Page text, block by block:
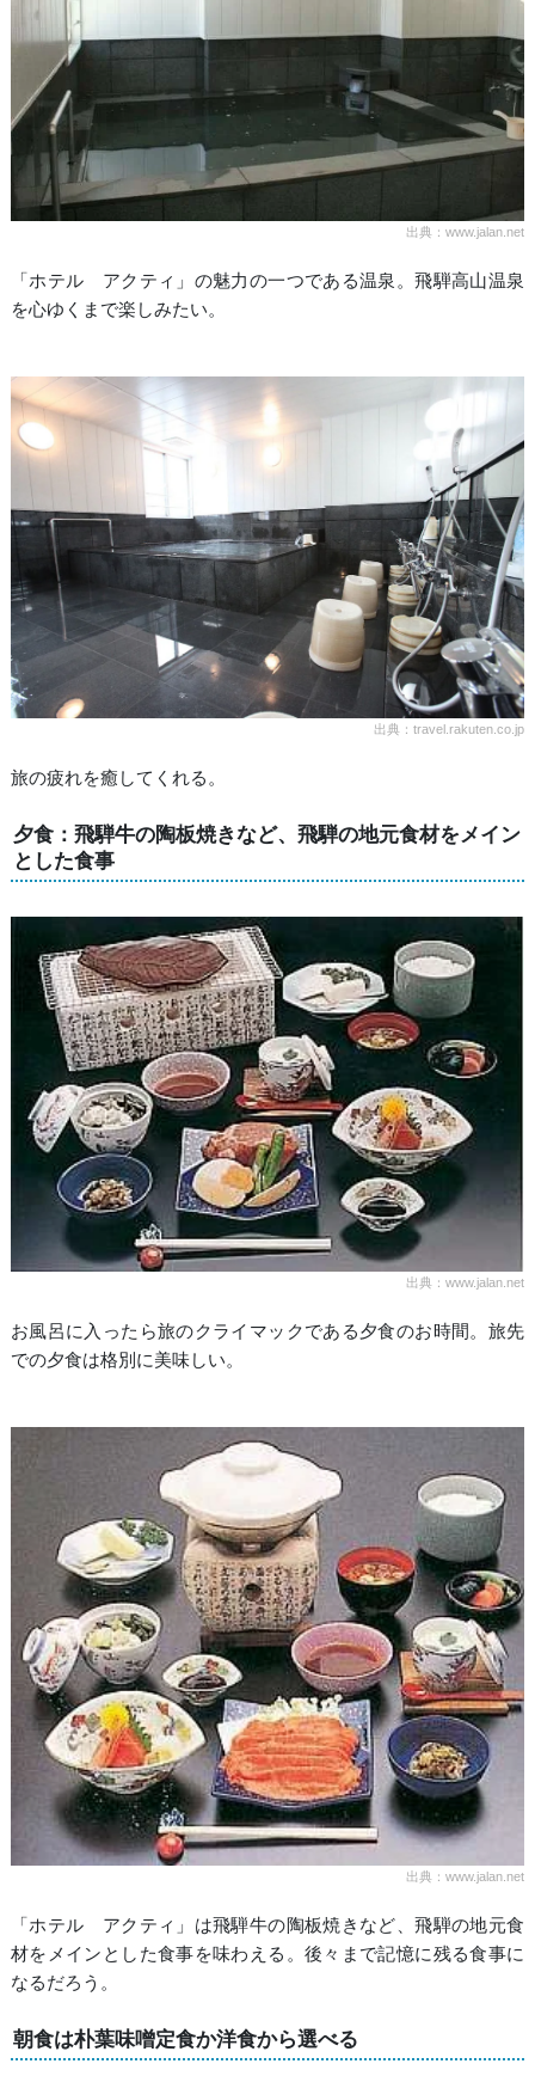
出典：www.jalan.net
「ホテル アクティ」の魅力の一つである温泉。飛騨高山温泉
を心ゆくまで楽しみたい。
出典：travel.rakuten.co.jp
旅の疲れを癒してくれる。
夕食：飛騨牛の陶板焼きなど、飛騨の地元食材をメイン
とした食事
出典：www.jalan.net
お風呂に入ったら旅のクライマックである夕食のお時間。旅先
での夕食は格別に美味しい。
出典：www.jalan.net
「ホテル アクティ」は飛騨牛の陶板焼きなど、飛騨の地元食
材をメインとした食事を味わえる。後々まで記憶に残る食事に
なるだろう。
朝食は朴葉味噌定食か洋食から選べる